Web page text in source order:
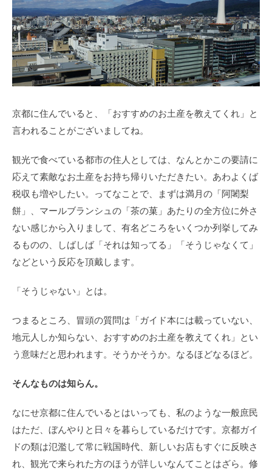
京都に住んでいると、「おすすめのお土産を教えてくれ」と
言われることがございましてね。
観光で食べている都市の住人としては、なんとかこの要請に
応えて素敵なお土産をお持ち帰りいただきたい。あわよくば
税収も増やしたい。ってなことで、まずは満月の「阿闍梨
餅」、マールブランシュの「茶の菓」あたりの全方位に外さ
ない感じから入りまして、有名どころをいくつか列挙してみ
るものの、しばしば「それは知ってる」「そうじゃなくて」
などという反応を頂戴します。
「そうじゃない」とは。
つまるところ、冒頭の質問は「ガイド本には載っていない、
地元人しか知らない、おすすめのお土産を教えてくれ」とい
う意味だと思われます。そうかそうか。なるほどなるほど。
そんなものは知らん。
なにせ京都に住んでいるとはいっても、私のような一般庶民
はただ、ぼんやりと日々を暮らしているだけです。京都ガイ
ドの類は氾濫して常に戦国時代、新しいお店もすぐに反映さ
れ、観光で来られた方のほうが詳しいなんてことはざら。修